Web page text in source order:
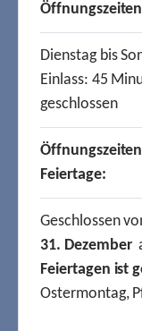
Dienstag bis
Einlass: 45
geschlossen
Feiertage:
Geschlossen
31. Dezember
Feiertagen ist
Ostermontag,